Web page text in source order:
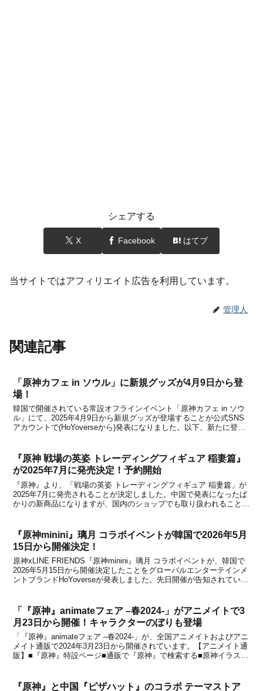
シェアする
X Facebook はてブ
当サイトではアフィリエイト広告を利用しています。
管理人
関連記事
「原神カフェ in ソウル」に新規グッズが4月9日から登
場！
韓国で開催されている常設オフラインイベント「原神カフェ in ソウ
ル」にて、2025年4月9日から新規グッズが登場することが公式SNS
アカウントで(HoYoverseから)発表になりました。以下、新たに登場
『原神 戦場の英姿 トレーディングフィギュア 稲妻篇』
が2025年7月に発売決定！予約開始
『原神』より、「戦場の英姿 トレーディングフィギュア 稲妻篇」が
2025年7月に発売されることが決定しました。中国で発表になったば
かりの新商品になりますが、国内のショップでも取り扱われることが
『原神minini』璃月 コラボイベントが韓国で2026年5月
15日から開催決定！
原神xLINE FRIENDS『原神minini』璃月 コラボイベントが、韓国で
2026年5月15日から開催決定したことをグローバルエンターテインメ
ントブランドHoYoverseが発表しました。先日開催が告知されていま
「『原神』animateフェア –春2024-」がアニメイトで3
月23日から開催！キャラクターのぼりも登場
「『原神』animateフェア –春2024-」が、全国アニメイトおよびアニ
メイト通販で2024年3月23日から開催されています。【アニメイト通
販】■『原神』特設ページ■通販で『原神』で検索する■原神イラスト
『原神』と中国『ピザハット』のコラボ テーマストア